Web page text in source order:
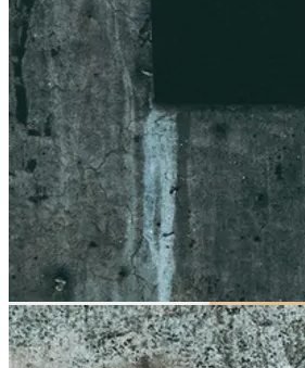
数量・オプションを選ぶ